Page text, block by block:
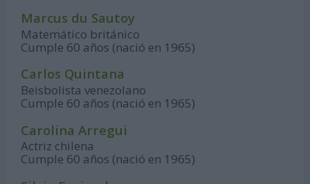
Marcus du Sautoy
Matemático británico
Cumple 60 años (nació en 1965)
Carlos Quintana
Beisbolista venezolano
Cumple 60 años (nació en 1965)
Carolina Arregui
Actriz chilena
Cumple 60 años (nació en 1965)